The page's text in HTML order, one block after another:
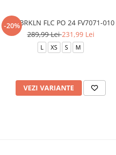
-20%
W J BRKLN FLC PO 24 FV7071-010
289,99 Lei231,99 Lei
L XS S M
VEZI VARIANTE